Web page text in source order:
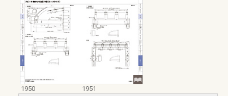
1950
1951